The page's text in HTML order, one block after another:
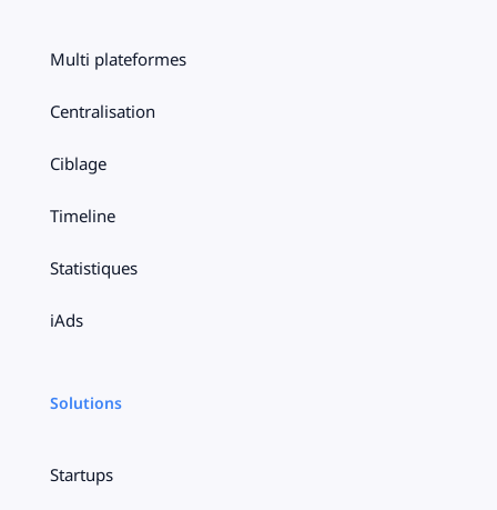
Multi plateformes
Centralisation
Ciblage
Timeline
Statistiques
iAds
Solutions
Startups